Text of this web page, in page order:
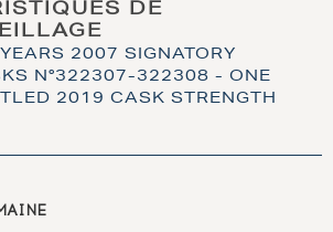
DE
2007 SIGNATORY
N°322307-322308 - ONE
2019 CASK STRENGTH